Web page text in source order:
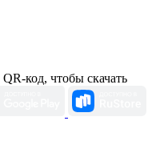
код, чтобы скачать